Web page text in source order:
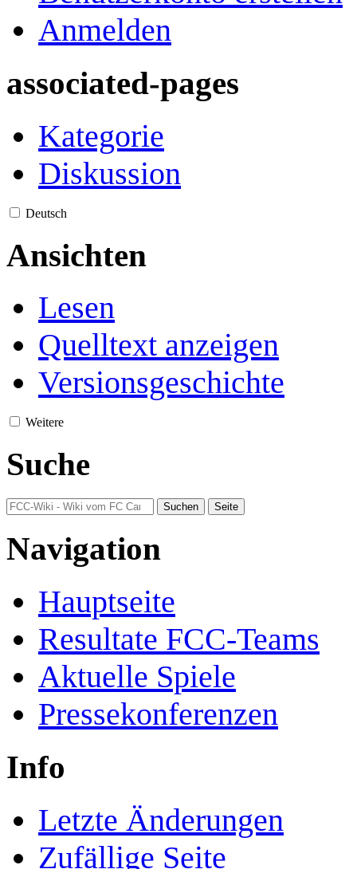
Anmelden
associated-pages
Kategorie
Diskussion
Deutsch
Ansichten
Lesen
Quelltext anzeigen
Versionsgeschichte
Weitere
Suche
Navigation
Hauptseite
Resultate FCC-Teams
Aktuelle Spiele
Pressekonferenzen
Info
Letzte Änderungen
Zufällige Seite